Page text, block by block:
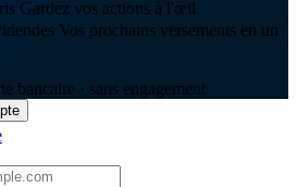
Gardez vos actions à l'œil
Vos prochains versements en un
bancaire · sans engagement